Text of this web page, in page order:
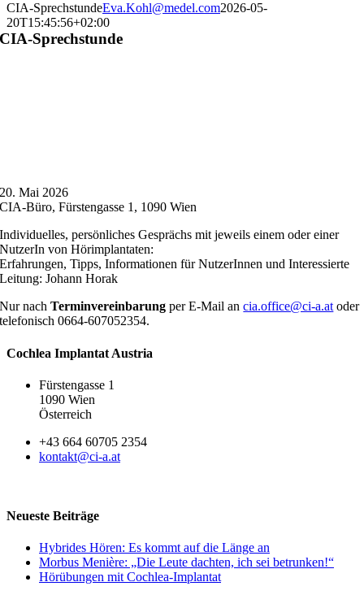
CIA-SprechstundeEva.Kohl@medel.com2026-05-
20T15:45:56+02:00
CIA-Sprechstunde
20. Mai 2026
CIA-Büro, Fürstengasse 1, 1090 Wien
Individuelles, persönliches Gesprächs mit jeweils einem oder einer
NutzerIn von Hörimplantaten:
Erfahrungen, Tipps, Informationen für NutzerInnen und Interessierte
Leitung: Johann Horak
Nur nachTerminvereinbarung per E-Mail ancia.office@ci-a.at oder
telefonisch 0664-607052354.
Cochlea Implantat Austria
Fürstengasse 1
1090 Wien
Österreich
+43 664 60705 2354
kontakt@ci-a.at
Neueste Beiträge
Hybrides Hören: Es kommt auf die Länge an
Morbus Menière: „Die Leute dachten, ich sei betrunken!“
Hörübungen mit Cochlea-Implantat